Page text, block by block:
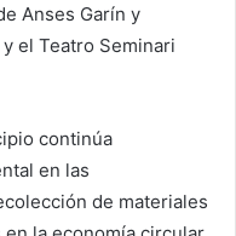
Anses Garín y
el Teatro Seminari
continúa
en las
de materiales